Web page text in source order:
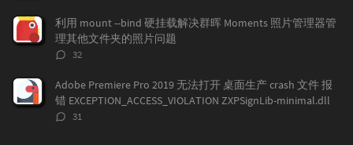
数：
利用 mount --bind 硬挂载解决群晖 Moments 照片管理器管
理其他文件夹的照片问题
评
数：
32
Adobe Premiere Pro 2019 无法打开 桌面生产 crash 文件 报
错 EXCEPTION_ACCESS_VIOLATION ZXPSignLib-minimal.dll
评
31